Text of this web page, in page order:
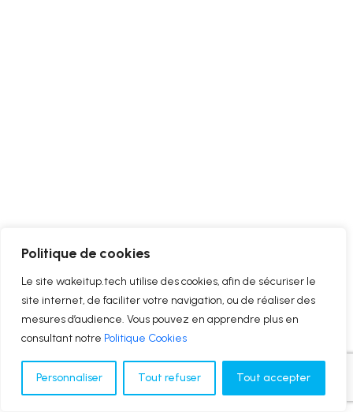
Politique de cookies
Le site wakeitup.tech utilise des cookies, afin de sécuriser le
site internet, de faciliter votre navigation, ou de réaliser des
mesures d’audience. Vous pouvez en apprendre plus en
consultant notre Politique Cookies
Personnaliser Tout refuser Tout accepter